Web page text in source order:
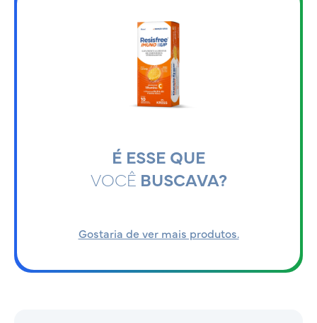
É ESSE QUE
VOCÊ BUSCAVA?
Gostaria de ver mais produtos.